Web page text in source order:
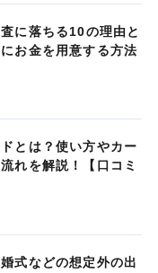
に落ちる10の理由と
お金を用意する方法
とは？使い方やカー
れを解説！【口コミ
式などの想定外の出